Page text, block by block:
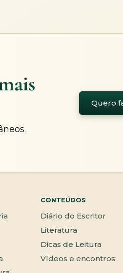
Quero
CONTEÚDOS
Diário do Escritor
Literatura
Dicas de Leitura
Vídeos e encontros